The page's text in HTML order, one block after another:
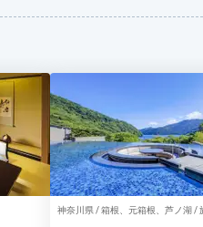
神奈川県 / 箱根、元箱根、芦ノ湖 /